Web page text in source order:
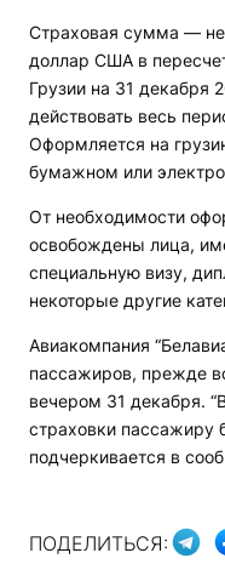
Страховая сумма — не
доллар США в
Грузии на 31 декабря
действовать весь
Оформляется на
бумажном или
От необходимости
освобождены лица,
специальную визу,
некоторые другие
Авиакомпания
пассажиров, прежде
вечером 31 декабря.
страховки пассажиру
подчеркивается в
ПОДЕЛИТЬСЯ: